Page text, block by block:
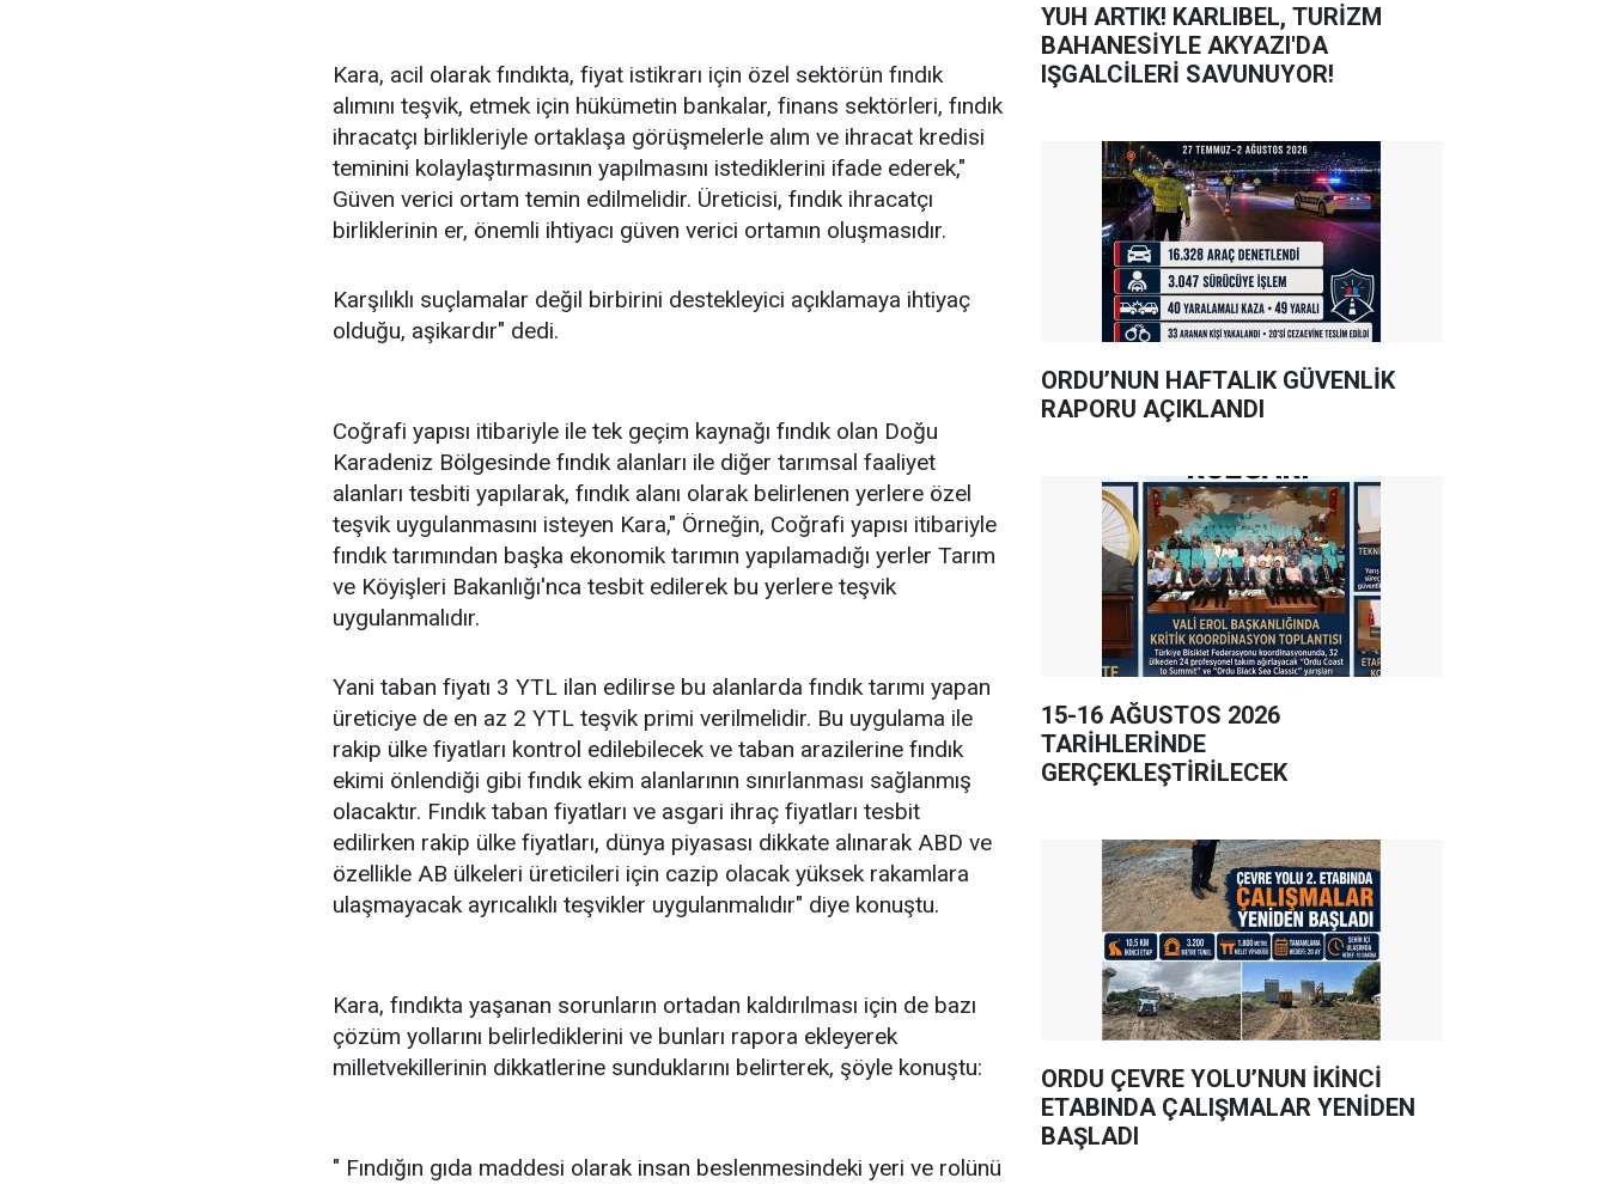
Kara, acil olarak fındıkta, fiyat istikrarı için özel sektörün fındık
alımını teşvik, etmek için hükümetin bankalar, finans sektörleri, fındık
ihracatçı birlikleriyle ortaklaşa görüşmelerle alım ve ihracat kredisi
teminini kolaylaştırmasının yapılmasını istediklerini ifade ederek,"
Güven verici ortam temin edilmelidir. Üreticisi, fındık ihracatçı
birliklerinin er, önemli ihtiyacı güven verici ortamın oluşmasıdır.
Karşılıklı suçlamalar değil birbirini destekleyici açıklamaya ihtiyaç
olduğu, aşikardır" dedi.
Coğrafi yapısı itibariyle ile tek geçim kaynağı fındık olan Doğu
Karadeniz Bölgesinde fındık alanları ile diğer tarımsal faaliyet
alanları tesbiti yapılarak, fındık alanı olarak belirlenen yerlere özel
teşvik uygulanmasını isteyen Kara," Örneğin, Coğrafi yapısı itibariyle
fındık tarımından başka ekonomik tarımın yapılamadığı yerler Tarım
ve Köyişleri Bakanlığı'nca tesbit edilerek bu yerlere teşvik
uygulanmalıdır.
Yani taban fiyatı 3 YTL ilan edilirse bu alanlarda fındık tarımı yapan
üreticiye de en az 2 YTL teşvik primi verilmelidir. Bu uygulama ile
rakip ülke fiyatları kontrol edilebilecek ve taban arazilerine fındık
ekimi önlendiği gibi fındık ekim alanlarının sınırlanması sağlanmış
olacaktır. Fındık taban fiyatları ve asgari ihraç fiyatları tesbit
edilirken rakip ülke fiyatları, dünya piyasası dikkate alınarak ABD ve
özellikle AB ülkeleri üreticileri için cazip olacak yüksek rakamlara
ulaşmayacak ayrıcalıklı teşvikler uygulanmalıdır" diye konuştu.
Kara, fındıkta yaşanan sorunların ortadan kaldırılması için de bazı
çözüm yollarını belirlediklerini ve bunları rapora ekleyerek
milletvekillerinin dikkatlerine sunduklarını belirterek, şöyle konuştu:
" Fındığın gıda maddesi olarak insan beslenmesindeki yeri ve rolünü
YUH ARTIK! KARLIBEL, TURİZM
BAHANESİYLE AKYAZI'DA
IŞGALCİLERİ SAVUNUYOR!
ORDU’NUN HAFTALIK GÜVENLİK
RAPORU AÇIKLANDI
15-16 AĞUSTOS 2026
TARİHLERİNDE
GERÇEKLEŞTİRİLECEK
ORDU ÇEVRE YOLU’NUN İKİNCİ
ETABINDA ÇALIŞMALAR YENİDEN
BAŞLADI